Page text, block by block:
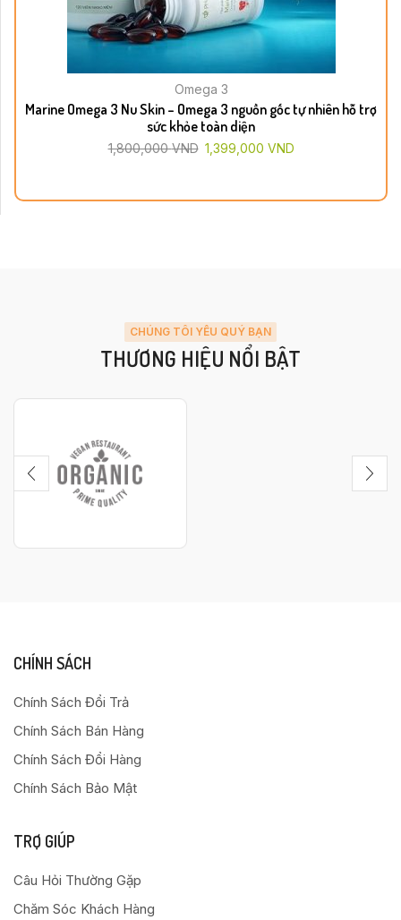
Omega 3
Marine Omega 3 Nu Skin – Omega 3 nguồn gốc tự nhiên hỗ trợ
sức khỏe toàn diện
1,800,000VND 1,399,000 VND
CHÚNG TÔI YÊU QUÝ BẠN
THƯƠNG HIỆU NỔI BẬT
CHÍNH SÁCH
Chính Sách Đổi Trả
Chính Sách Bán Hàng
Chính Sách Đổi Hàng
Chính Sách Bảo Mật
TRỢ GIÚP
Câu Hỏi Thường Gặp
Chăm Sóc Khách Hàng